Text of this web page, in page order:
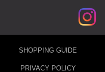
SHOPPING GUIDE
PRIVACY POLICY